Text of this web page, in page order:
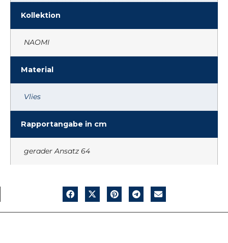
Kollektion
NAOMI
Material
Vlies
Rapportangabe in cm
gerader Ansatz 64